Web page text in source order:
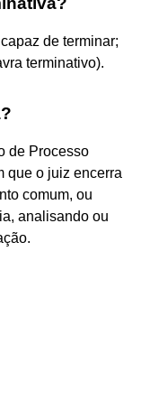
de terminar;
terminativo).
de Processo
que o juiz encerra
comum, ou
analisando ou